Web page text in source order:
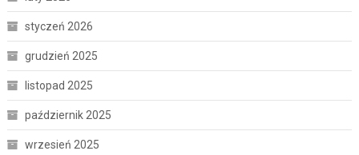
styczeń 2026
grudzień 2025
listopad 2025
październik 2025
wrzesień 2025